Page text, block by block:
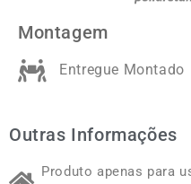
Montagem
Entregue Montado
Outras Informações
Produto apenas para